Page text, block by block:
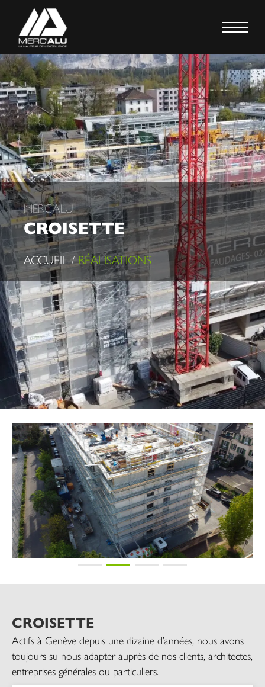
MERC’ALU
CROISETTE
ACCUEIL /RÉALISATIONS
CROISETTE
Actifs à Genève depuis une dizaine d’années, nous avons
toujours su nous adapter auprès de nos clients, architectes,
entreprises générales ou particuliers.